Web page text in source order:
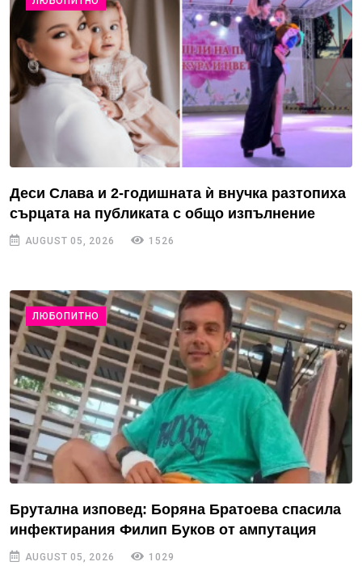
Деси Слава и 2-годишната ѝ внучка разтопиха
сърцата на публиката с общо изпълнение
AUGUST 05, 2026 1526
ЛЮБОПИТНО
Брутална изповед: Боряна Братоева спасила
инфектирания Филип Буков от ампутация
AUGUST 05, 2026 1029